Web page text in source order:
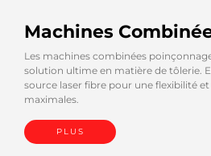
Machines
Les machines combinées
solution ultime en matière de tôlerie.
source laser fibre pour une flexibilité
maximales.
PLUS